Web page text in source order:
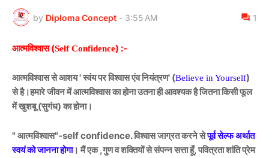
by Diploma Concept - 3:55 AM 1
आत्मविश्वास (Self Confidence) :-
आत्मविश्वास से आशय ' स्वंय पर विश्वास एंव नियंत्रण' (Believe in Yourself)
से है।हमारे जीवन में आत्मविश्वास का होना उतना ही आवश्यक है जितना किसी फूल
में खुशबू (सुगंध) का होना।
" आत्मविश्वास"-self confidence. विश्वास जाग्रत करने सेपूर्व सेल्फ अर्थात
स्वयं को जानना होगा। मैं एक ,गुण व शक्तियों से संपन्न सत्ता हूँ, पवित्रता शांति प्रेम